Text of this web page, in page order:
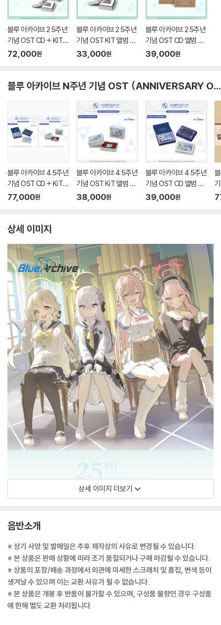
블루 아카이브 2.5주년
기념 OST CD + KIT
앨범 패키지 (BLUE AR
KIT ALBUM PACKA
72,000원
블루 아카이브 2.5주년
기념 OST KIT 앨범 패
키지 (BLUE ARCHIVE
ACKAGE)
33,000원
블루 아카이브 2.5주년
기념 OST CD 앨범 패
키지 (BLUE ARCHIVE
ACKAGE)
39,000원
블루 아카이브 N주년 기념 OST (ANNIVERSARY OST) 모음
블루 아카이브 4.5주년
기념 OST CD + KiT
앨범 패키지 (BLUE AR
KiT ALBUM PACKA
77,000원
블루 아카이브 4.5주년
기념 OST KiT 앨범 패
키지 (BLUE ARCHIVE
38,000원
블루 아카이브 4.5주년
기념 OST CD 앨범 패
키지 (BLUE ARCHIVE
39,000원
상세 이미지
상세 이미지 더보기
음반소개
※ 상기 사양 및 발매일은 추후 제작상의 사유로 변경될 수 있습니다.
※ 본 상품은 판매 상황에 따라 조기 품절되거나 구매 마감될 수 있습니다.
※ 상품의 포장/배송 과정에서 외관에 미세한 스크래치 및 흠집, 변색 등이
생겨날 수 있으며 이는 교환 사유가 될 수 없습니다.
※ 본 상품은 개봉 후 반품이 불가할 수 있으며, 구성품 불량인 경우 구성품
에 한해 별도 교환 처리됩니다.